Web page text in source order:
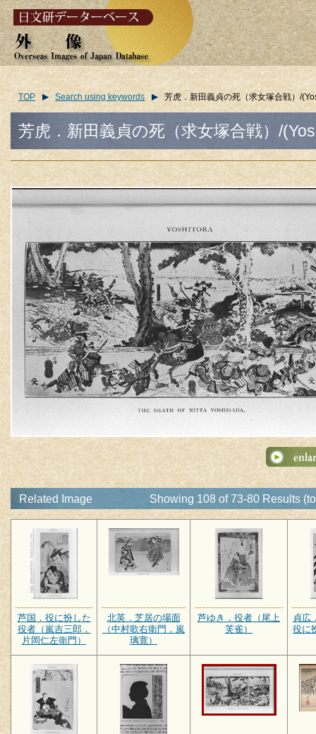
TOP Search using keywords 芳虎．新田義貞の死（求女塚合戦）/
芳虎．新田義貞の死（求女塚合戦）/
Related Image Showing 108 of 73-80 Results
芦国．役に扮した
役者（嵐吉三郎，
片岡仁左衛門）
北英．芝居の場面
（中村歌右衛門，嵐
璃寛）
芦ゆき．役者（尾上
芙雀）
貞広
役に